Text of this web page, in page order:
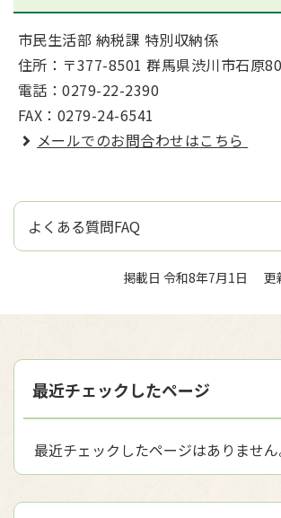
市民生活部 納税課 特別収納係
住所：〒377-8501 群馬県渋川市石原
電話：0279-22-2390
FAX：0279-24-6541
メールでのお問合わせはこちら
よくある質問FAQ
掲載日 令和8年7月1日 更
最近チェックしたページ
最近チェックしたページはありません